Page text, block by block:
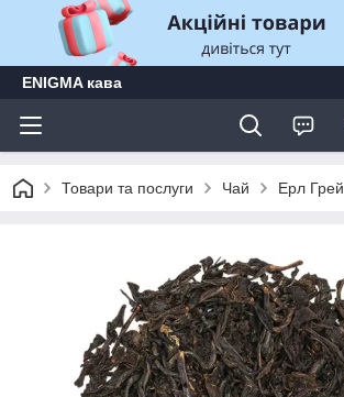
ENIGMA кава
Товари та послуги Чай Ерл Грей